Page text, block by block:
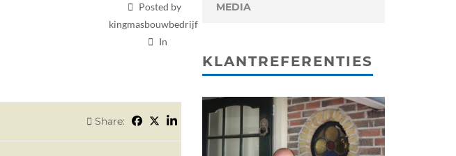
Posted by
kingmasbouwbedrijf
In
Share:
MEDIA
KLANTREFERENTIES